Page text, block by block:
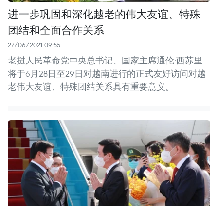
进一步巩固和深化越老的伟大友谊、特殊
团结和全面合作关系
27/06/2021 09:55
老挝人民革命党中央总书记、国家主席通伦·西苏里
将于6月28日至29日对越南进行的正式友好访问对越
老伟大友谊、特殊团结关系具有重要意义。